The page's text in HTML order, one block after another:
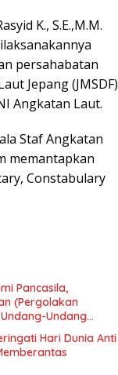
K., S.E.,M.M.
persahabatan
Jepang (JMSDF)
Angkatan Laut.
Staf Angkatan
memantapkan
Constabulary
Pancasila,
(Pergolakan
Undang
Bangsa Menuju
Hari Dunia Anti